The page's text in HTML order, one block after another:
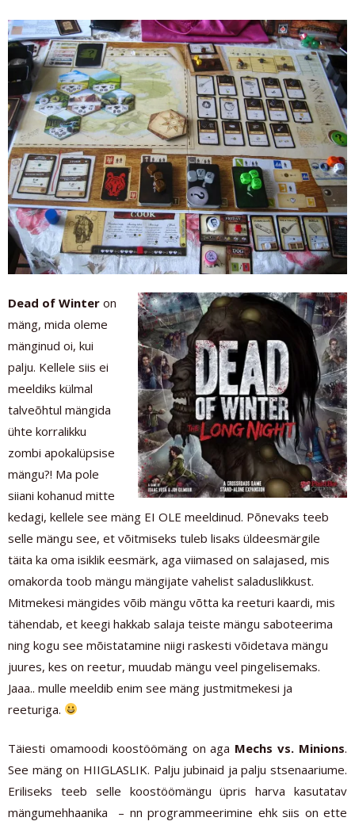
Dead of Winter on
mäng, mida oleme
mänginud oi, kui
palju. Kellele siis ei
meeldiks külmal
talveõhtul mängida
ühte korralikku
zombi apokalüpsise
mängu?! Ma pole
siiani kohanud mitte
kedagi, kellele see mäng EI OLE meeldinud. Põnevaks teeb
selle mängu see, et võitmiseks tuleb lisaks üldeesmärgile
täita ka oma isiklik eesmärk, aga viimased on salajased, mis
omakorda toob mängu mängijate vahelist saladuslikkust.
Mitmekesi mängides võib mängu võtta ka reeturi kaardi, mis
tähendab, et keegi hakkab salaja teiste mängu saboteerima
ning kogu see mõistatamine niigi raskesti võidetava mängu
juures, kes on reetur, muudab mängu veel pingelisemaks.
Jaaa.. mulle meeldib enim see mäng justmitmekesi ja
reeturiga.
Täiesti omamoodi koostöömäng on aga Mechs vs. Minions.
See mäng on HIIGLASLIK. Palju jubinaid ja palju stsenaariume.
Eriliseks teeb selle koostöömängu üpris harva kasutatav
mängumehhaanika – nn programmeerimine ehk siis on ette